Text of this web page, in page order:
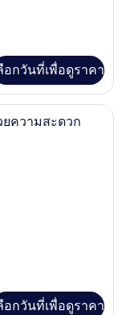
อกวันที่เพื่อดูราคา
บพรีเมียม, ผ้านวมขนเ
ยความสะดวก
อกวันที่เพื่อดูราคา